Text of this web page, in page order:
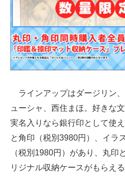
企業ITのトレンドを詳説
経営リーダーのコミュニティ
マーケ×ITの今がよく分かる
企業向けIT製品の総合サイト
IT製品の技術・比較・事例
製造業のIT導入・活用を支援
モノづくり技術者専門サイト
ラインアップはダージリン
ューシャ、西住まほ。好きな
実名入りなら銀行印として使
と角印（税別3980円）、イラ
（税別1980円）があり、丸印
リジナル収納ケースがもらえる